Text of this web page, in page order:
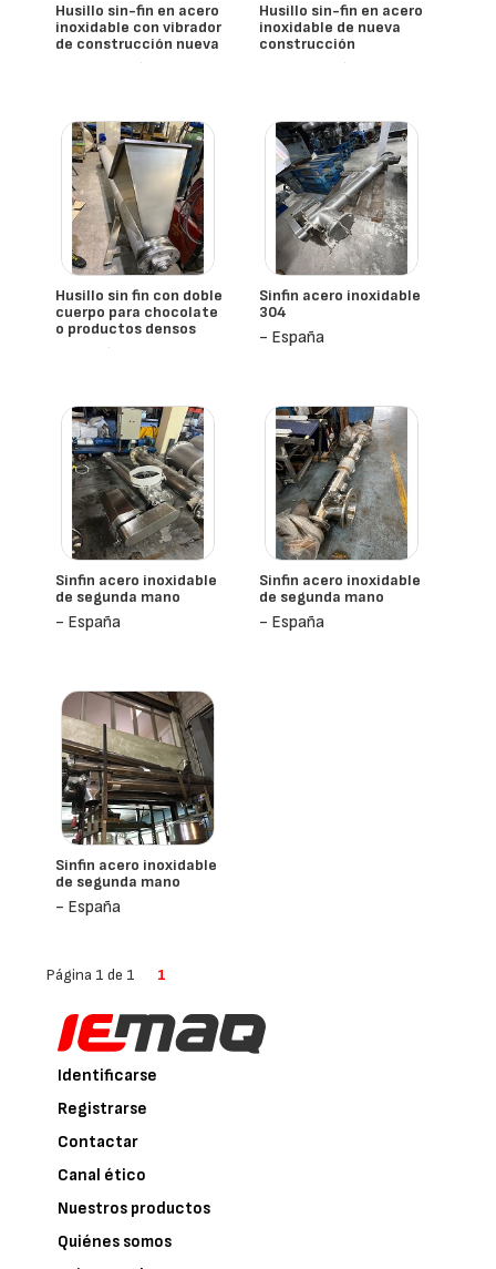
Husillo sin-fin en acero
inoxidable con vibrador
de construcción nueva
- España
Husillo sin-fin en acero
inoxidable de nueva
construcción
- España
Husillo sin fin con doble
cuerpo para chocolate
o productos densos
- España
Sinfin acero inoxidable
304
- España
Sinfin acero inoxidable
de segunda mano
- España
Sinfin acero inoxidable
de segunda mano
- España
Sinfin acero inoxidable
de segunda mano
- España
Página 1 de 1 1
Identificarse
Registrarse
Contactar
Canal ético
Nuestros productos
Quiénes somos